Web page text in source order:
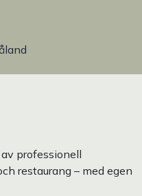
professionell
restaurang – med egen